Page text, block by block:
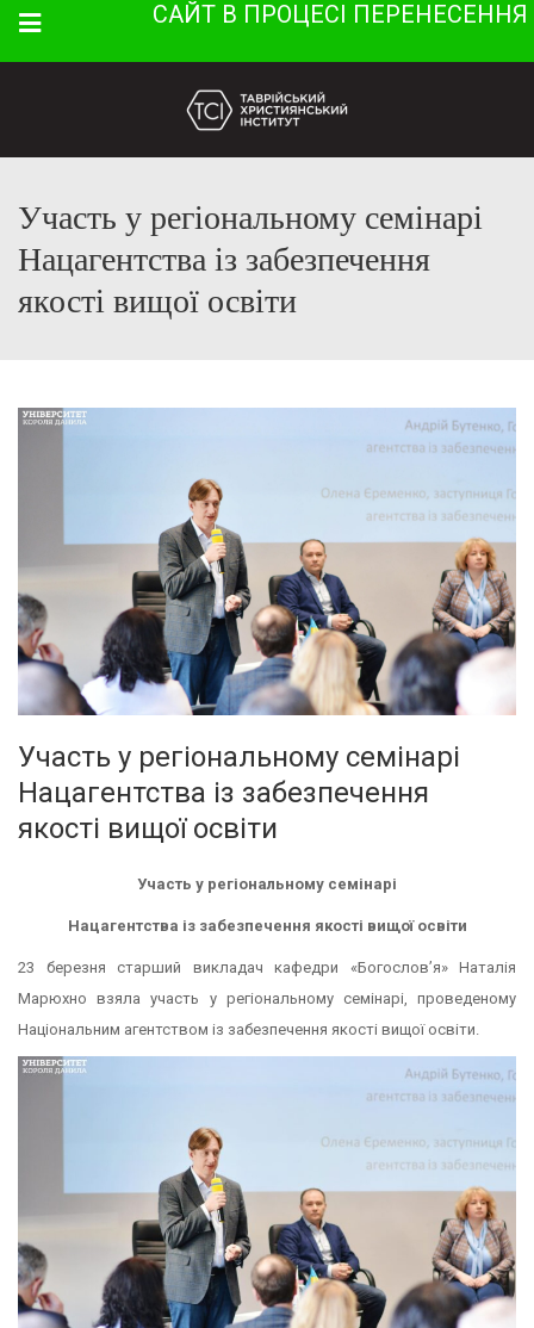
Menu САЙТ В ПРОЦЕСІ ПЕРЕНЕСЕННЯ
Участь у регіональному семінарі
Нацагентства із забезпечення
якості вищої освіти
Участь у регіональному семінарі
Нацагентства із забезпечення
якості вищої освіти
Участь у регіональному семінарі
Нацагентства із забезпечення якості вищої освіти
23 березня старший викладач кафедри «Богослов’я» Наталія
Марюхно взяла участь у регіональному семінарі, проведеному
Національним агентством із забезпечення якості вищої освіти.